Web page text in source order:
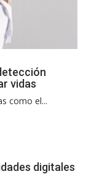
vidas
como el...
digitales